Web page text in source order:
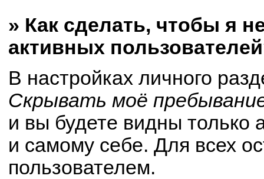
» Как сделать, чтобы я
активных
В настройках личного
Скрывать моё
и вы будете видны только
и самому себе. Для всех
пользователем.